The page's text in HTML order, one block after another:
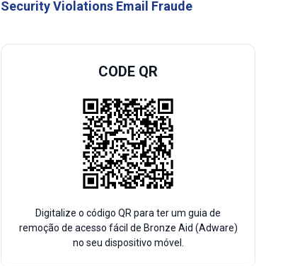
Security Violations Email Fraude
CODE QR
Digitalize o código QR para ter um guia de
remoção de acesso fácil de Bronze Aid (Adware)
no seu dispositivo móvel.